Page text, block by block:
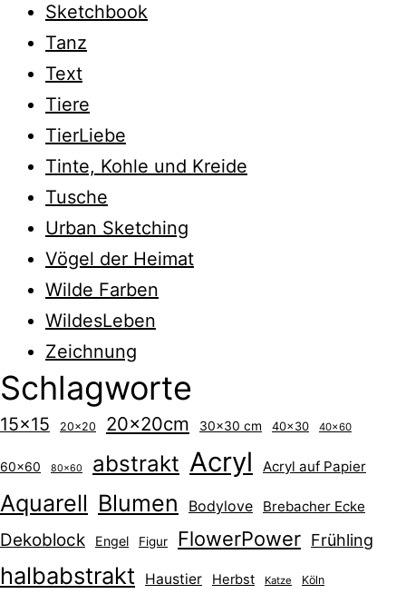
Sketchbook
Tanz
Text
Tiere
TierLiebe
Tinte, Kohle und Kreide
Tusche
Urban Sketching
Vögel der Heimat
Wilde Farben
WildesLeben
Zeichnung
Schlagworte
15x15 20x20 20x20cm 30x30 cm 40x30 40x60
60x60 80x60 abstrakt Acryl Acryl auf Papier
Aquarell Blumen Bodylove Brebacher Ecke
Dekoblock Engel Figur FlowerPower Frühling
halbabstrakt Haustier Herbst Katze Köln